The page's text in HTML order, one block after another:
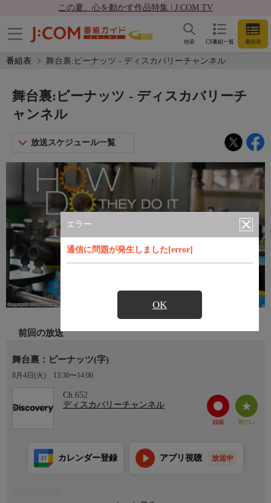
この夏、心を動かす作品特集 | J:COM TV
CS番組一覧 番組表
検索
番組表 舞台裏:ピーナッツ - ディスカバリーチャンネル
エラー
通信に問題が発生しました[error]
OK
舞台裏:ピーナッツ - ディスカバリーチ
ャンネル
放送スケジュール一覧
前回の放送
舞台裏：ピーナッツ(字)
8月4日(火) 13:30〜14:00
Ch.652
ディスカバリーチャンネル
カレンダー登録 アプリ視聴 放送中